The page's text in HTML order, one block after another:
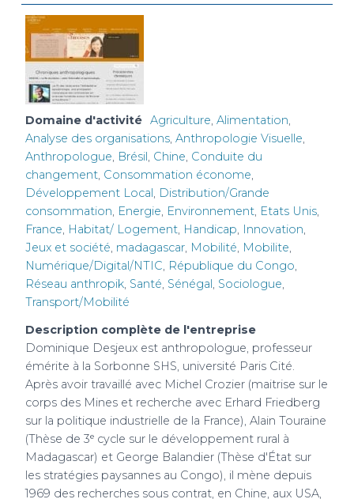
Domaine d'activité Agriculture, Alimentation,
Analyse des organisations, Anthropologie Visuelle,
Anthropologue, Brésil , Chine, Conduite du
changement, Consommation économe,
Développement Local , Distribution/Grande
consommation, Energie, Environnement, Etats Unis,
France, Habitat/ Logement, Handicap, Innovation,
Jeux et société, madagascar, Mobilité, Mobilite,
Numérique/Digital/NTIC, République du Congo,
Réseau anthropik, Santé, Sénégal , Sociologue,
Transport/Mobilité
Description complète de l'entreprise
Dominique Desjeux est anthropologue, professeur
émérite à la Sorbonne SHS, université Paris Cité.
Après avoir travaillé avec Michel Crozier (maitrise sur le
corps des Mines et recherche avec Erhard Friedberg
sur la politique industrielle de la France), Alain Touraine
(Thèse de 3ᵉ cycle sur le développement rural à
Madagascar) et George Balandier (Thèse d'État sur
les stratégies paysannes au Congo), il mène depuis
1969 des recherches sous contrat, en Chine, aux USA,